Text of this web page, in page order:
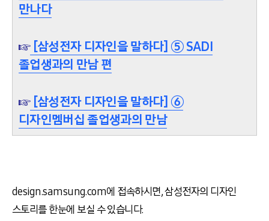
만나다
☞[삼성전자 디자인을 말하다] ⑤ SADI
졸업생과의 만남 편
☞[삼성전자 디자인을 말하다] ⑥
디자인멤버십 졸업생과의 만남
design.samsung.com에 접속하시면, 삼성전자의 디자인
스토리를 한눈에 보실 수 있습니다.